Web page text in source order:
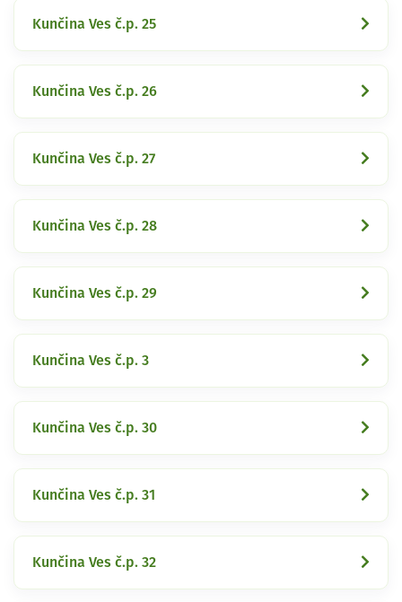
Kunčina Ves č.p. 25
Kunčina Ves č.p. 26
Kunčina Ves č.p. 27
Kunčina Ves č.p. 28
Kunčina Ves č.p. 29
Kunčina Ves č.p. 3
Kunčina Ves č.p. 30
Kunčina Ves č.p. 31
Kunčina Ves č.p. 32